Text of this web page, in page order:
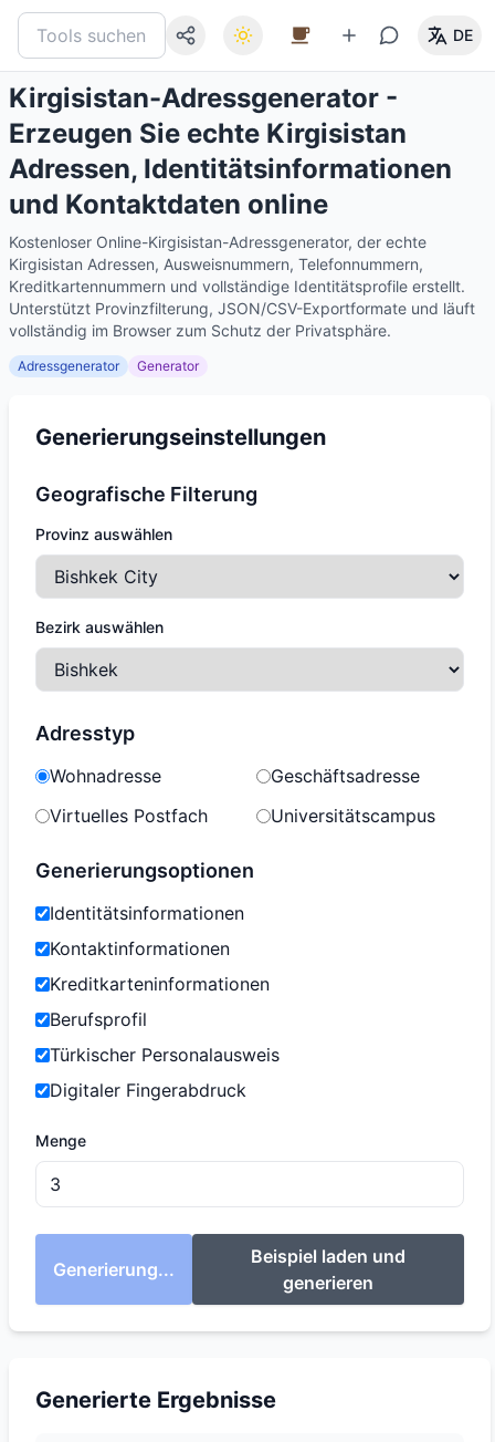
DE
Kirgisistan-Adressgenerator -
Erzeugen Sie echte Kirgisistan
Adressen, Identitätsinformationen
und Kontaktdaten online
Kostenloser Online-Kirgisistan-Adressgenerator, der echte
Kirgisistan Adressen, Ausweisnummern, Telefonnummern,
Kreditkartennummern und vollständige Identitätsprofile erstellt.
Unterstützt Provinzfilterung, JSON/CSV-Exportformate und läuft
vollständig im Browser zum Schutz der Privatsphäre.
Adressgenerator Generator
Generierungseinstellungen
Geografische Filterung
Provinz auswählen
Bezirk auswählen
Adresstyp
Wohnadresse
Geschäftsadresse
Virtuelles Postfach
Universitätscampus
Generierungsoptionen
Identitätsinformationen
Kontaktinformationen
Kreditkarteninformationen
Berufsprofil
Türkischer Personalausweis
Digitaler Fingerabdruck
Menge
Generierung...
Beispiel laden und
generieren
Generierte Ergebnisse